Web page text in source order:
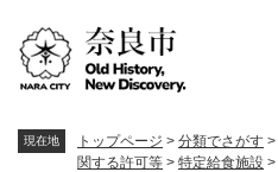
現在地 トップページ > 分類でさがす >
関する許可等 > 特定給食施設 >